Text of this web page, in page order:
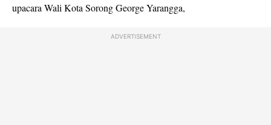
upacara Wali Kota Sorong George Yarangga,
ADVERTISEMENT